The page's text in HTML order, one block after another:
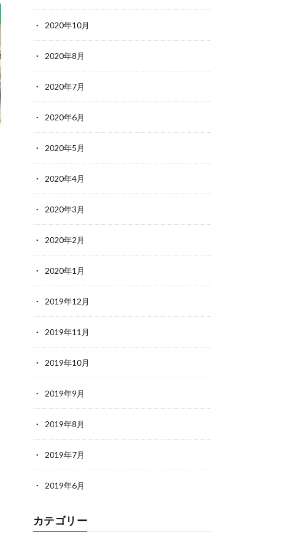
2020年10月
2020年8月
2020年7月
2020年6月
2020年5月
2020年4月
2020年3月
2020年2月
2020年1月
2019年12月
2019年11月
2019年10月
2019年9月
2019年8月
2019年7月
2019年6月
カテゴリー